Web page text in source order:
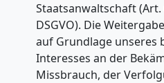
Staatsanwaltschaft (Art.
DSGVO). Die
auf Grundlage unseres
Interesses an der
Missbrauch, der
Umzug
Steyr